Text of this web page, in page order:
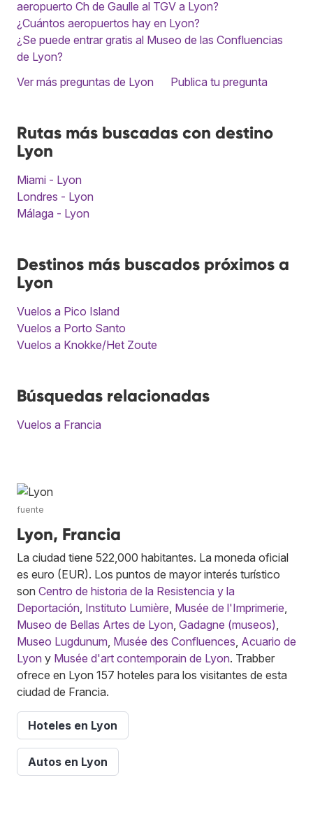
aeropuerto Ch de Gaulle al TGV a Lyon?
¿Cuántos aeropuertos hay en Lyon?
¿Se puede entrar gratis al Museo de las Confluencias
de Lyon?
Ver más preguntas de Lyon
Publica tu pregunta
Rutas más buscadas con destino
Lyon
Miami - Lyon
Londres - Lyon
Málaga - Lyon
Destinos más buscados próximos a
Lyon
Vuelos a Pico Island
Vuelos a Porto Santo
Vuelos a Knokke/Het Zoute
Búsquedas relacionadas
Vuelos a Francia
fuente
Lyon, Francia
La ciudad tiene 522,000 habitantes. La moneda oficial
es euro (EUR). Los puntos de mayor interés turístico
son Centro de historia de la Resistencia y la
Deportación Instituto Lumière Musée de l'Imprimerie
Museo de Bellas Artes de Lyon Gadagne (museos)
Museo Lugdunum Musée des Confluences Acuario de
Lyon y Musée d'art contemporain de Lyon. Trabber
ofrece en Lyon 157 hoteles para los visitantes de esta
ciudad de Francia.
Hoteles en Lyon
Autos en Lyon